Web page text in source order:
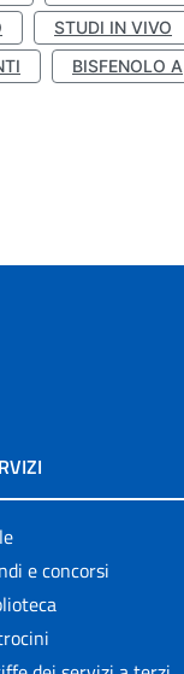
STUDI IN VIVO
BISFENOLO A
e concorsi